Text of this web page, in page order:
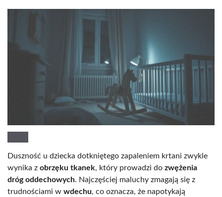
Duszność u dziecka dotkniętego zapaleniem krtani zwykle
wynika z obrzęku tkanek, który prowadzi do zwężenia
dróg oddechowych. Najczęściej maluchy zmagają się z
trudnościami w wdechu, co oznacza, że napotykają